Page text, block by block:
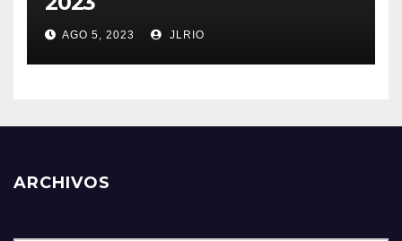
AGO 5, 2023 JLRIO
ARCHIVOS